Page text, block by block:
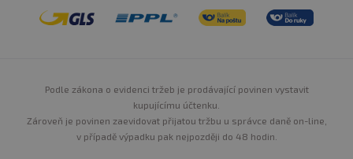
Podle zákona o evidenci tržeb je prodávající povinen vystavit
kupujícímu účtenku.
Zároveň je povinen zaevidovat přijatou tržbu u správce daně on-line,
v případě výpadku pak nejpozději do 48 hodin.